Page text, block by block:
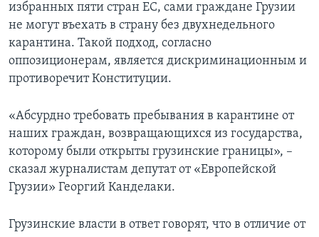
избранных пяти стран ЕС, сами граждане Грузии
не могут въехать в страну без двухнедельного
карантина. Такой подход, согласно
оппозиционерам, является дискриминационным и
противоречит Конституции.
«Абсурдно требовать пребывания в карантине от
наших граждан, возвращающихся из государства,
которому были открыты грузинские границы», –
сказал журналистам депутат от «Европейской
Грузии» Георгий Канделаки.
Грузинские власти в ответ говорят, что в отличие от